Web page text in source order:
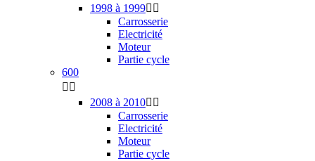
1998 à 1999 
Carrosserie
Electricité
Moteur
Partie cycle
600
 
2008 à 2010 
Carrosserie
Electricité
Moteur
Partie cycle